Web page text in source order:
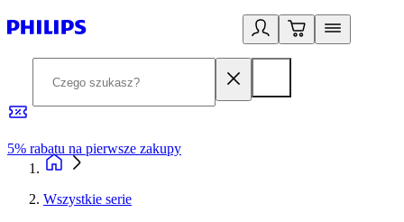
5% rabatu na pierwsze zakupy
Wszystkie serie